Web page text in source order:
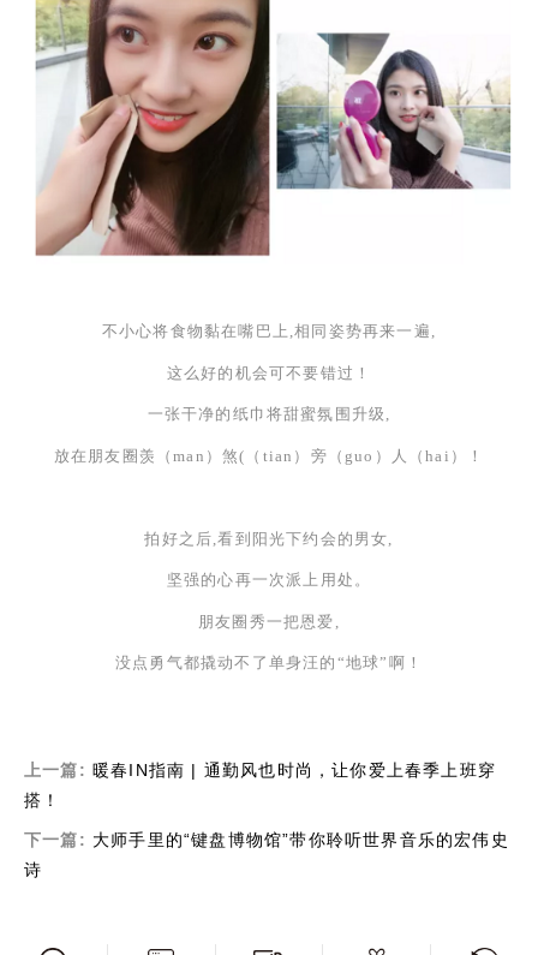
不小心将食物黏在嘴巴上,相同姿势再来一遍,
这么好的机会可不要错过！
一张干净的纸巾将甜蜜氛围升级,
放在朋友圈羡（man）煞(（tian）旁（guo）人（hai）！
拍好之后,看到阳光下约会的男女,
坚强的心再一次派上用处。
朋友圈秀一把恩爱,
没点勇气都撬动不了单身汪的 “地球”啊！
上一篇: 暖春IN指南 | 通勤风也时尚，让你爱上春季上班穿
搭！
下一篇: 大师手里的“键盘博物馆”带你聆听世界音乐的宏伟史
诗